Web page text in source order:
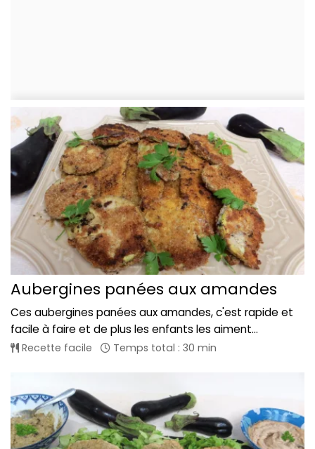
Aubergines panées aux amandes
Ces aubergines panées aux amandes, c'est rapide et
facile à faire et de plus les enfants les aiment...
Recette facile Temps total : 30 min